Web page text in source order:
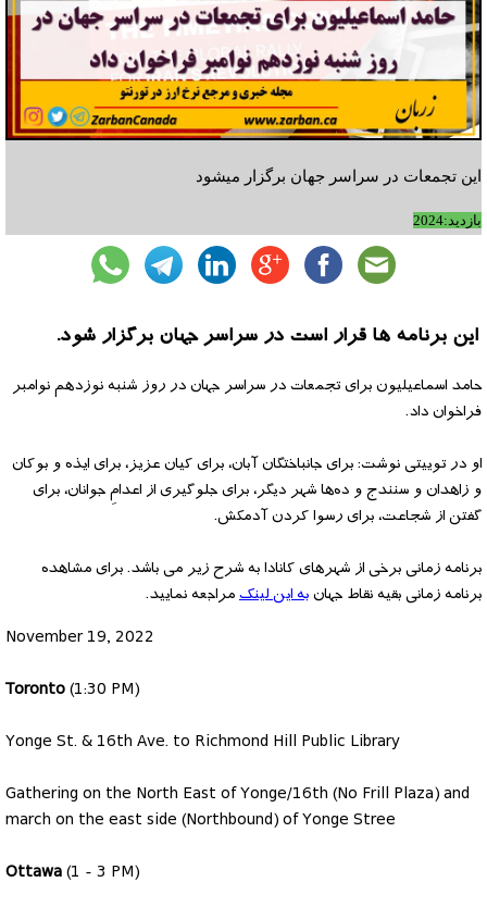
این تجمعات در سراسر جهان برگزار میشود
بازدید:2024
این برنامه ها قرار است در سراسر جهان برگزار شود.
حامد اسماعیلیون برای تجمعات در سراسر جهان در روز شنبه نوزدهم نوامبر
فراخوان داد.
او در توییتی نوشت: برای جانباختگان آبان، برای کیان عزیز، برای ایذه و بوکان
و زاهدان و سنندج و ده‌ها شهر دیگر، برای جلوگیری از اعدامِ جوانان، برای
گفتن از شجاعت، برای رسوا کردن آدمکش.
برنامه زمانی برخی از شهرهای کانادا به شرح زیر می باشد. برای مشاهده
برنامه زمانی بقیه نقاط جهانبه این لینکمراجعه نمایید.
November 19, 2022
Toronto(1:30 PM)
Yonge St. & 16th Ave. to Richmond Hill Public Library
Gathering on the North East of Yonge/16th (No Frill Plaza) and
march on the east side (Northbound) of Yonge Stree
Ottawa(1 - 3 PM)